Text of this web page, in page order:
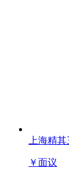
上海精其
￥面议